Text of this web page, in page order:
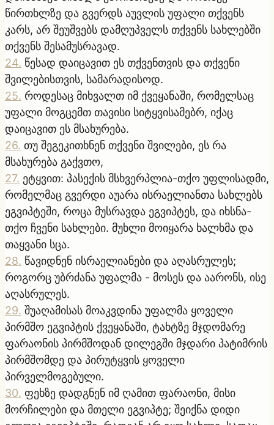
წირთხლზე და გვერდს აუვლის უფალი თქვენს
კარს, არ შეუშვებს დამღუპველს თქვენს სახლებში
თქვენს შესამუსრავად.
24. წესად დაიცავით ეს თქვენთვის და თქვენი
შვილებისთვის, სამარადისოდ.
25. როდესაც მიხვალთ იმ ქვეყანაში, რომელსაც
უფალი მოგცემთ თავისი სიტყვისამებრ, იქაც
დაიცავით ეს მსახურება.
26. თუ შეგეკითხნენ თქვენი შვილები, ეს რა
მსახურება გაქვთო,
27. ეტყვით: პასექის მსხვერპლია-თქო უფლისადმი,
რომელმაც გვერდი აუარა ისრაელიანთა სახლებს
ეგვიპტეში, როცა მუსრავდა ეგვიპტეს, და იხსნა-
თქო ჩვენი სახლები. მუხლი მოიყარა ხალხმა და
თაყვანი სცა.
28. წავიდნენ ისრაელიანები და აღასრულეს;
როგორც უბრძანა უფალმა - მოსეს და აარონს, ისე
აღასრულეს.
29. შუაღამისას მოაკვდინა უფალმა ყოველი
პირმშო ეგვიპტის ქვეყანაში, ტახტზე მჯდომარე
ფარაონის პირმშოდან დილეგში მჯდარი პატიმრის
პირმშომდე და პირუტყვის ყოველი
პირველმოგებული.
30. ფეხზე დადგნენ იმ ღამით ფარაონი, მისი
მორჩილები და მთელი ეგვიპტე; შეიქნა დიდი